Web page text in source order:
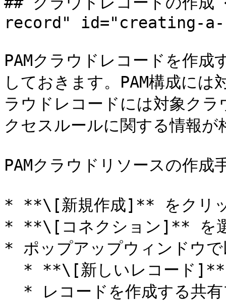
record" id="creating-a-
PAMクラウドレコードを作成
しておきます。PAM構成には
ラウドレコードには対象ク
クセスルールに関する情報が
PAMクラウドリソースの作成
* **\[新規作成]** をクリッ
* **\[コネクション]** を選
* ポップアップウィンドウで